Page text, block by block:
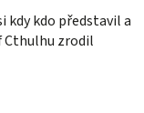
kdy kdo představil a
Cthulhu zrodil